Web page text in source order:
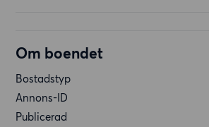
Om boendet
Bostadstyp
Annons-ID
Publicerad